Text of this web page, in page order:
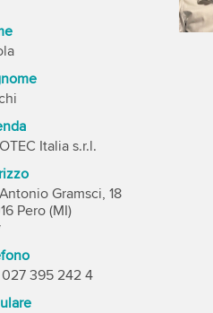
Italia s.r.l.
Gramsci, 18
Pero (MI)
395 242 4